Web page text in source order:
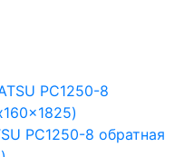
PC1250-8 обратная